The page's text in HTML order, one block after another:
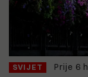
SVIJET Prije 6 h